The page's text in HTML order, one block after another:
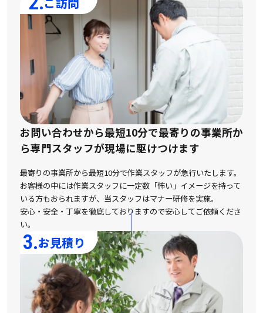
お問い合わせから最短10分で最寄りの事業所か
ら専門スタッフが現場に駆けつけます
最寄りの事業所から最短10分で作業スタッフが急行いたします。
お客様の中には作業スタッフに一定数「怖い」イメージを持って
いる方もおられますが、 当スタッフはマナー研修を実施。
安心・安全・丁寧を徹底しておりますので安心してご依頼くださ
い。
3.お見積り